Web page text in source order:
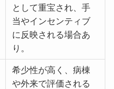
として重宝され、手
当やインセンティブ
に反映される場合あ
り。
希少性が高く、病棟
や外来で評価される